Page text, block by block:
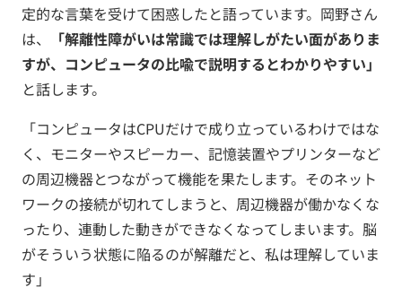
定的な言葉を受けて困惑したと語っています。岡野さん
は、
「解離性障がいは常識では理解しがたい面がありま
すが、コンピュータの比喩で説明するとわかりやすい」
と話します。
「コンピュータはCPUだけで成り立っているわけではな
く、モニターやスピーカー、記憶装置やプリンターなど
の周辺機器とつながって機能を果たします。そのネット
ワークの接続が切れてしまうと、周辺機器が働かなくな
ったり、連動した動きができなくなってしまいます。脳
がそういう状態に陥るのが解離だと、私は理解していま
す」